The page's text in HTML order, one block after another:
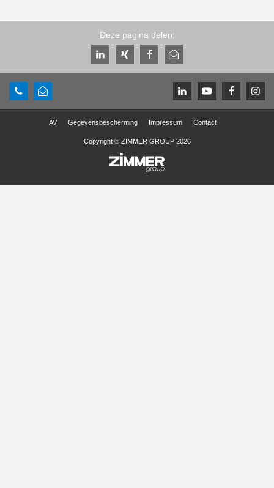
Deze pagina delen:
AV Gegevensbescherming Impressum Contact
Copyright © ZIMMER GROUP 2026